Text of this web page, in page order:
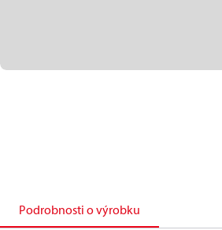
Podrobnosti o výrobku